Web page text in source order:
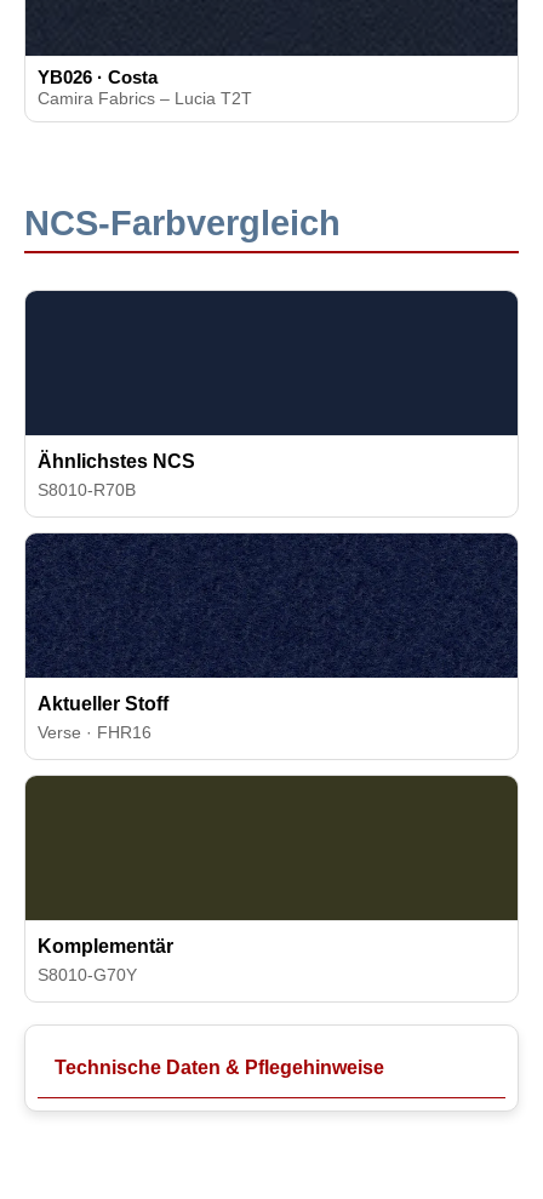
YB026 · Costa
Camira Fabrics – Lucia T2T
NCS-Farbvergleich
Ähnlichstes NCS
S8010-R70B
Aktueller Stoff
Verse · FHR16
Komplementär
S8010-G70Y
Technische Daten & Pflegehinweise